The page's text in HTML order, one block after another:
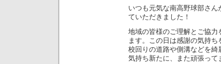
いつも元気な南高野球部さ
ていただきました！
地域の皆様のご理解とご協
ます。この日は感謝の気持
校回りの道路や側溝などを綺
気持ち新たに、また頑張って